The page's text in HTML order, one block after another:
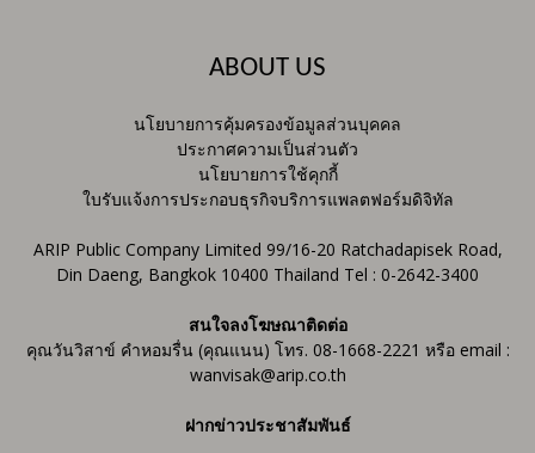
ABOUT US
นโยบายการคุ้มครองข้อมูลส่วนบุคคล
ประกาศความเป็นส่วนตัว
นโยบายการใช้คุกกี้
ใบรับแจ้งการประกอบธุรกิจบริการแพลตฟอร์มดิจิทัล
ARIP Public Company Limited 99/16-20 Ratchadapisek Road,
Din Daeng, Bangkok 10400 Thailand Tel : 0-2642-3400
สนใจลงโฆษณาติดต่อ
คุณวันวิสาข์ คำหอมรื่น (คุณแนน) โทร. 08-1668-2221 หรือ email :
wanvisak@arip.co.th
ฝากข่าวประชาสัมพันธ์